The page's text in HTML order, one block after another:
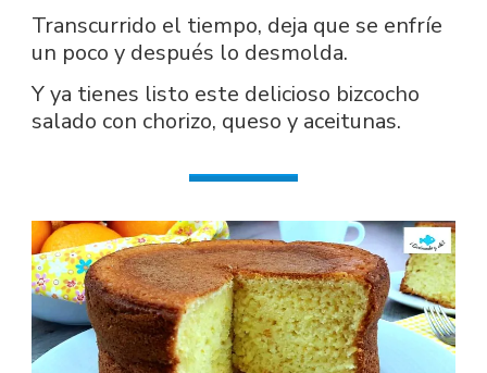
Transcurrido el tiempo, deja que se enfríe
un poco y después lo desmolda.
Y ya tienes listo este delicioso bizcocho
salado con chorizo, queso y aceitunas.